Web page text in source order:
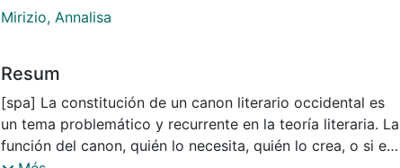
Mirizio, Annalisa
Resum
[spa] La constitución de un canon literario occidental es
un tema problemático y recurrente en la teoría literaria. La
función del canon, quién lo necesita, quién lo crea, o si es